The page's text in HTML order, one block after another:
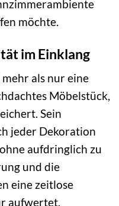
möchte.
im Einklang
als nur eine
Möbelstück,
Sein
jeder Dekoration
aufdringlich zu
und die
eine zeitlose
aufwertet.